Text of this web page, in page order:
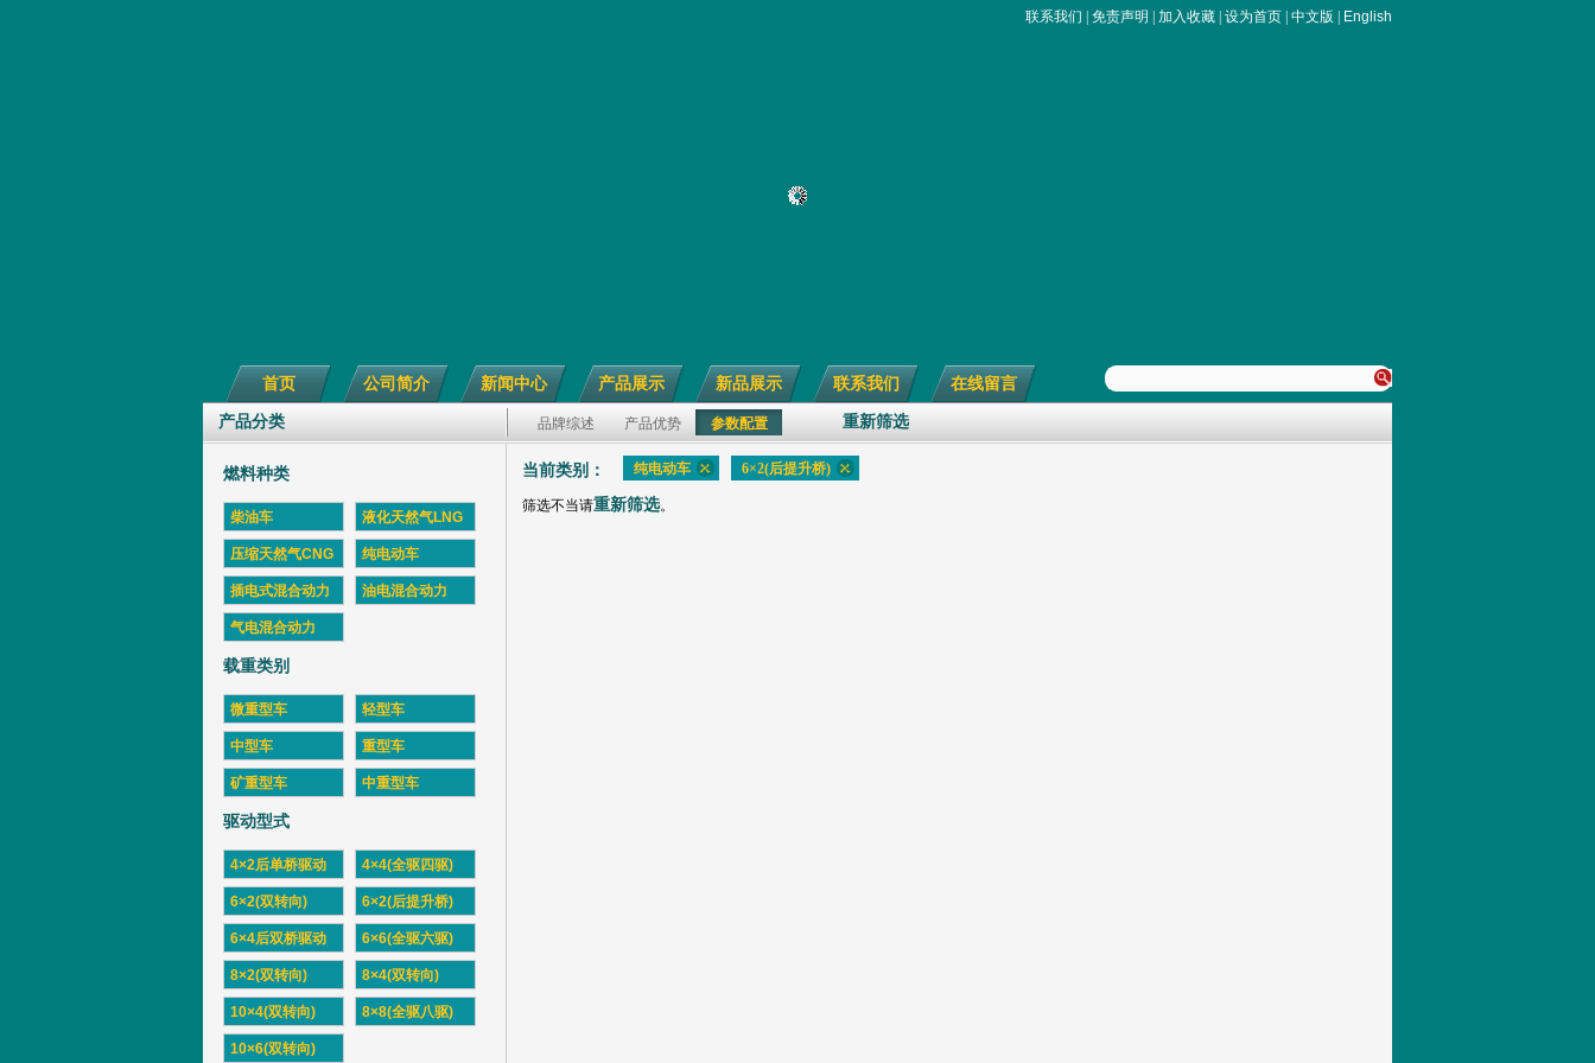
联系我们 免责声明 加入收藏 设为首页 中文版 English
首页 公司简介 新闻中心 产品展示 新品展示 联系我们 在线留言
产品分类 品牌综述 产品优势 参数配置 重新筛选
燃料种类
柴油车 液化天然气LNG
压缩天然气CNG 纯电动车
插电式混合动力 油电混合动力
气电混合动力
载重类别
微重型车 轻型车
中型车 重型车
矿重型车 中重型车
驱动型式
4×2后单桥驱动 4×4(全驱四驱)
6×2(双转向) 6×2(后提升桥)
6×4后双桥驱动 6×6(全驱六驱)
8×2(双转向) 8×4(双转向)
10×4(双转向) 8×8(全驱八驱)
10×6(双转向)
当前类别： 纯电动车 6×2(后提升桥)
筛选不当请重新筛选。